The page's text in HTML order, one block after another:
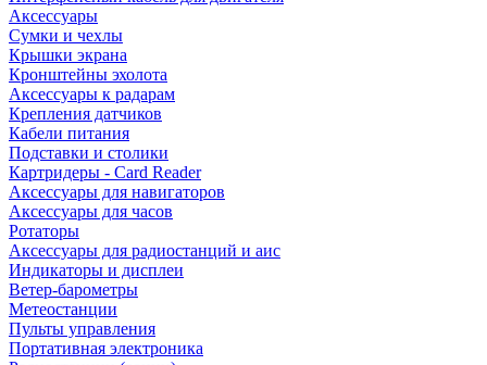
Аксессуары
Сумки и чехлы
Крышки экрана
Кронштейны эхолота
Аксессуары к радарам
Крепления датчиков
Кабели питания
Подставки и столики
Картридеры - Card Reader
Аксессуары для навигаторов
Аксессуары для часов
Ротаторы
Аксессуары для радиостанций и аис
Индикаторы и дисплеи
Ветер-барометры
Метеостанции
Пульты управления
Портативная электроника